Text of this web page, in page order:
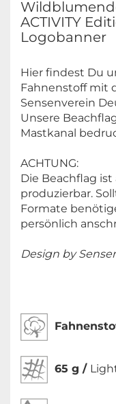
ACTIVITY
Logobanner
Hier findest Du
Fahnenstoff mit
Sensenverein
Unsere
Mastkanal
ACHTUNG:
Die Beachflag
produzierbar.
Formate
persönlich
Design by
65 g /